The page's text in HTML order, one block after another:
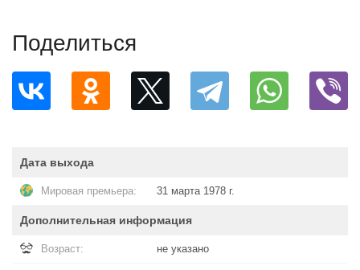
Поделиться
Дата выхода
Мировая премьера: 31 марта 1978 г.
Дополнительная информация
Возраст: не указано